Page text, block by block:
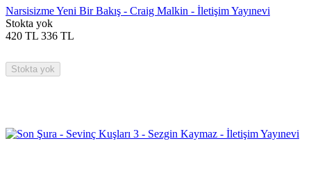
Narsisizme Yeni Bir Bakış - Craig Malkin - İletişim Yayınevi
Stokta yok
420 TL 336 TL
Stokta yok